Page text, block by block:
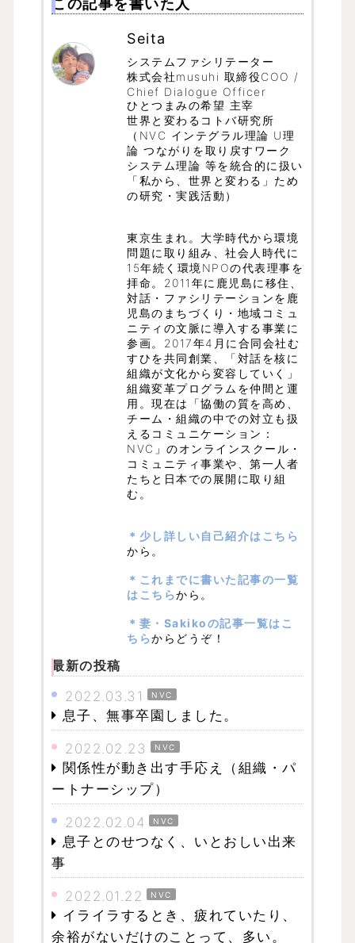
この記事を書いた人
Seita
システムファシリテーター
株式会社musuhi 取締役COO /
Chief Dialogue Officer
ひとつまみの希望 主宰
世界と変わるコトバ研究所
（NVC インテグラル理論 U理
論 つながりを取り戻すワーク
システム理論 等を統合的に扱い
「私から、世界と変わる」ため
の研究・実践活動）
東京生まれ。大学時代から環境
問題に取り組み、社会人時代に
15年続く環境NPOの代表理事を
拝命。2011年に鹿児島に移住、
対話・ファシリテーションを鹿
児島のまちづくり・地域コミュ
ニティの文脈に導入する事業に
参画。2017年4月に合同会社む
すひを共同創業、「対話を核に
組織が文化から変容していく」
組織変革プログラムを仲間と運
用。現在は「協働の質を高め、
チーム・組織の中での対立も扱
えるコミュニケーション：
NVC」のオンラインスクール・
コミュニティ事業や、第一人者
たちと日本での展開に取り組
む。
＊少し詳しい自己紹介はこちら
から。
＊これまでに書いた記事の一覧
はこちらから。
＊妻・Sakikoの記事一覧はこ
ちらからどうぞ！
最新の投稿
2022.03.31
NVC
息子、無事卒園しました。
2022.02.23 NVC
関係性が動き出す手応え（組織・パ
ートナーシップ）
2022.02.04 NVC
息子とのせつなく、いとおしい出来
事
2022.01.22 NVC
イライラするとき、疲れていたり、
余裕がないだけのことって、多い。